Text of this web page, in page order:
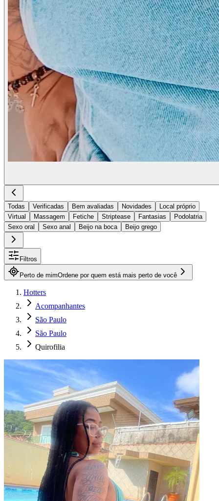
Todas Verificadas Bem avaliadas Novidades
Local próprio
Virtual
Massagem Fetiche Striptease Fantasias
Podolatria
Sexo oral
Sexo anal Beijo na boca Beijo grego
Filtros
Perto de mimOrdene por quem está mais perto de você
Hotters
Acompanhantes
São Paulo
São Paulo
Quirofilia